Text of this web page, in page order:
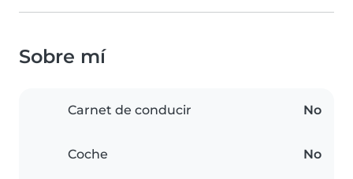
Sobre mí
Carnet de conducir No
Coche No